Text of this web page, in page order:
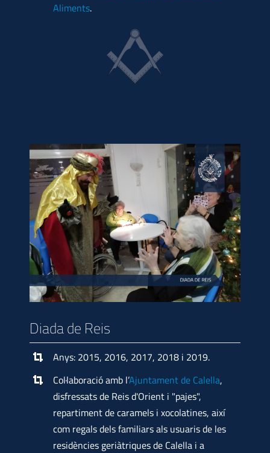
Aliments.
Diada de Reis
Anys: 2015, 2016, 2017, 2018 i 2019.
Col·laboració amb l’Ajuntament de Calella,
disfressats de Reis d'Orient i "pajes",
repartiment de caramels i xocolatines, així
com regals dels familiars als usuaris de les
residències geriàtriques de Calella i a